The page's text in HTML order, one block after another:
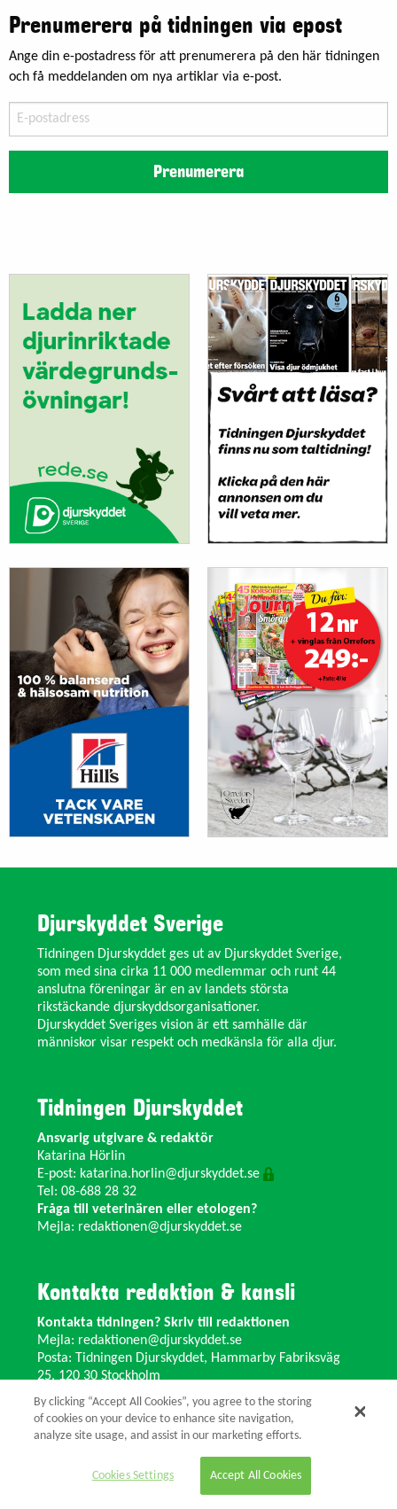
Prenumerera på tidningen via epost
Ange din e-postadress för att prenumerera på den här tidningen
och få meddelanden om nya artiklar via e-post.
postadress
Prenumerera
Djurskyddet Sverige
Tidningen Djurskyddet ges ut av Djurskyddet Sverige,
som med sina cirka 11 000 medlemmar och runt 44
anslutna föreningar är en av landets största
rikstäckande djurskyddsorganisationer.
Djurskyddet Sveriges vision är ett samhälle där
människor visar respekt och medkänsla för alla djur.
Tidningen Djurskyddet
Ansvarig utgivare & redaktör
Katarina Hörlin
E-post: katarina.horlin@djurskyddet.se
Tel: 08-688 28 32
Fråga till veterinären eller etologen?
Mejla: redaktionen@djurskyddet.se
Kontakta redaktion & kansli
Kontakta tidningen? Skriv till redaktionen
Mejla: redaktionen@djurskyddet.se
Posta: Tidningen Djurskyddet, Hammarby Fabriksväg
25, 120 30 Stockholm
Ändra adress? Kontakta kansliet
Växel: 08-673 35 11 E-post:
info@djurskyddet.se
© 2026 Tidningen Djurskyddet.
By clicking “Accept All Cookies”, you agree to the storing
of cookies on your device to enhance site navigation,
analyze site usage, and assist in our marketing efforts.
Cookies Settings Accept All Cookies